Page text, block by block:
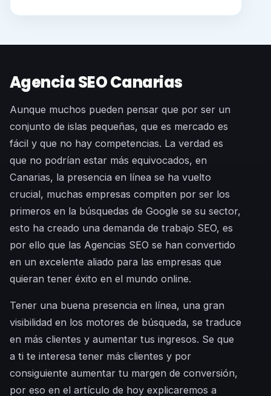
Agencia SEO Canarias
Aunque muchos pueden pensar que por ser un
conjunto de islas pequeñas, que es mercado es
fácil y que no hay competencias. La verdad es
que no podrían estar más equivocados, en
Canarias, la presencia en línea se ha vuelto
crucial, muchas empresas compiten por ser los
primeros en la búsquedas de Google se su sector,
esto ha creado una demanda de trabajo SEO, es
por ello que las Agencias SEO se han convertido
en un excelente aliado para las empresas que
quieran tener éxito en el mundo online.
Tener una buena presencia en línea, una gran
visibilidad en los motores de búsqueda, se traduce
en más clientes y aumentar tus ingresos. Se que
a ti te interesa tener más clientes y por
consiguiente aumentar tu margen de conversión,
por eso en el artículo de hoy explicaremos a